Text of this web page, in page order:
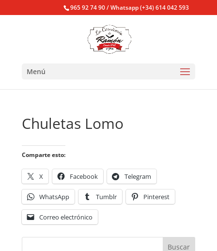
965 92 74 90 / Whatsapp (+34) 614 042 593
Menú
Chuletas Lomo
Comparte esto:
X Facebook Telegram
WhatsApp Tumblr Pinterest
Correo electrónico